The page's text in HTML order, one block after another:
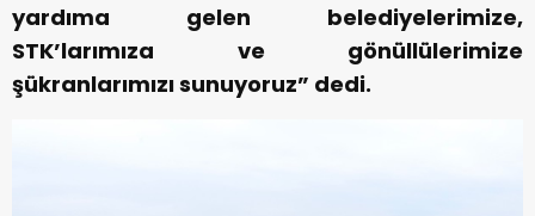
yardıma gelen belediyelerimize,
STK’larımıza ve gönüllülerimize
şükranlarımızı sunuyoruz” dedi.